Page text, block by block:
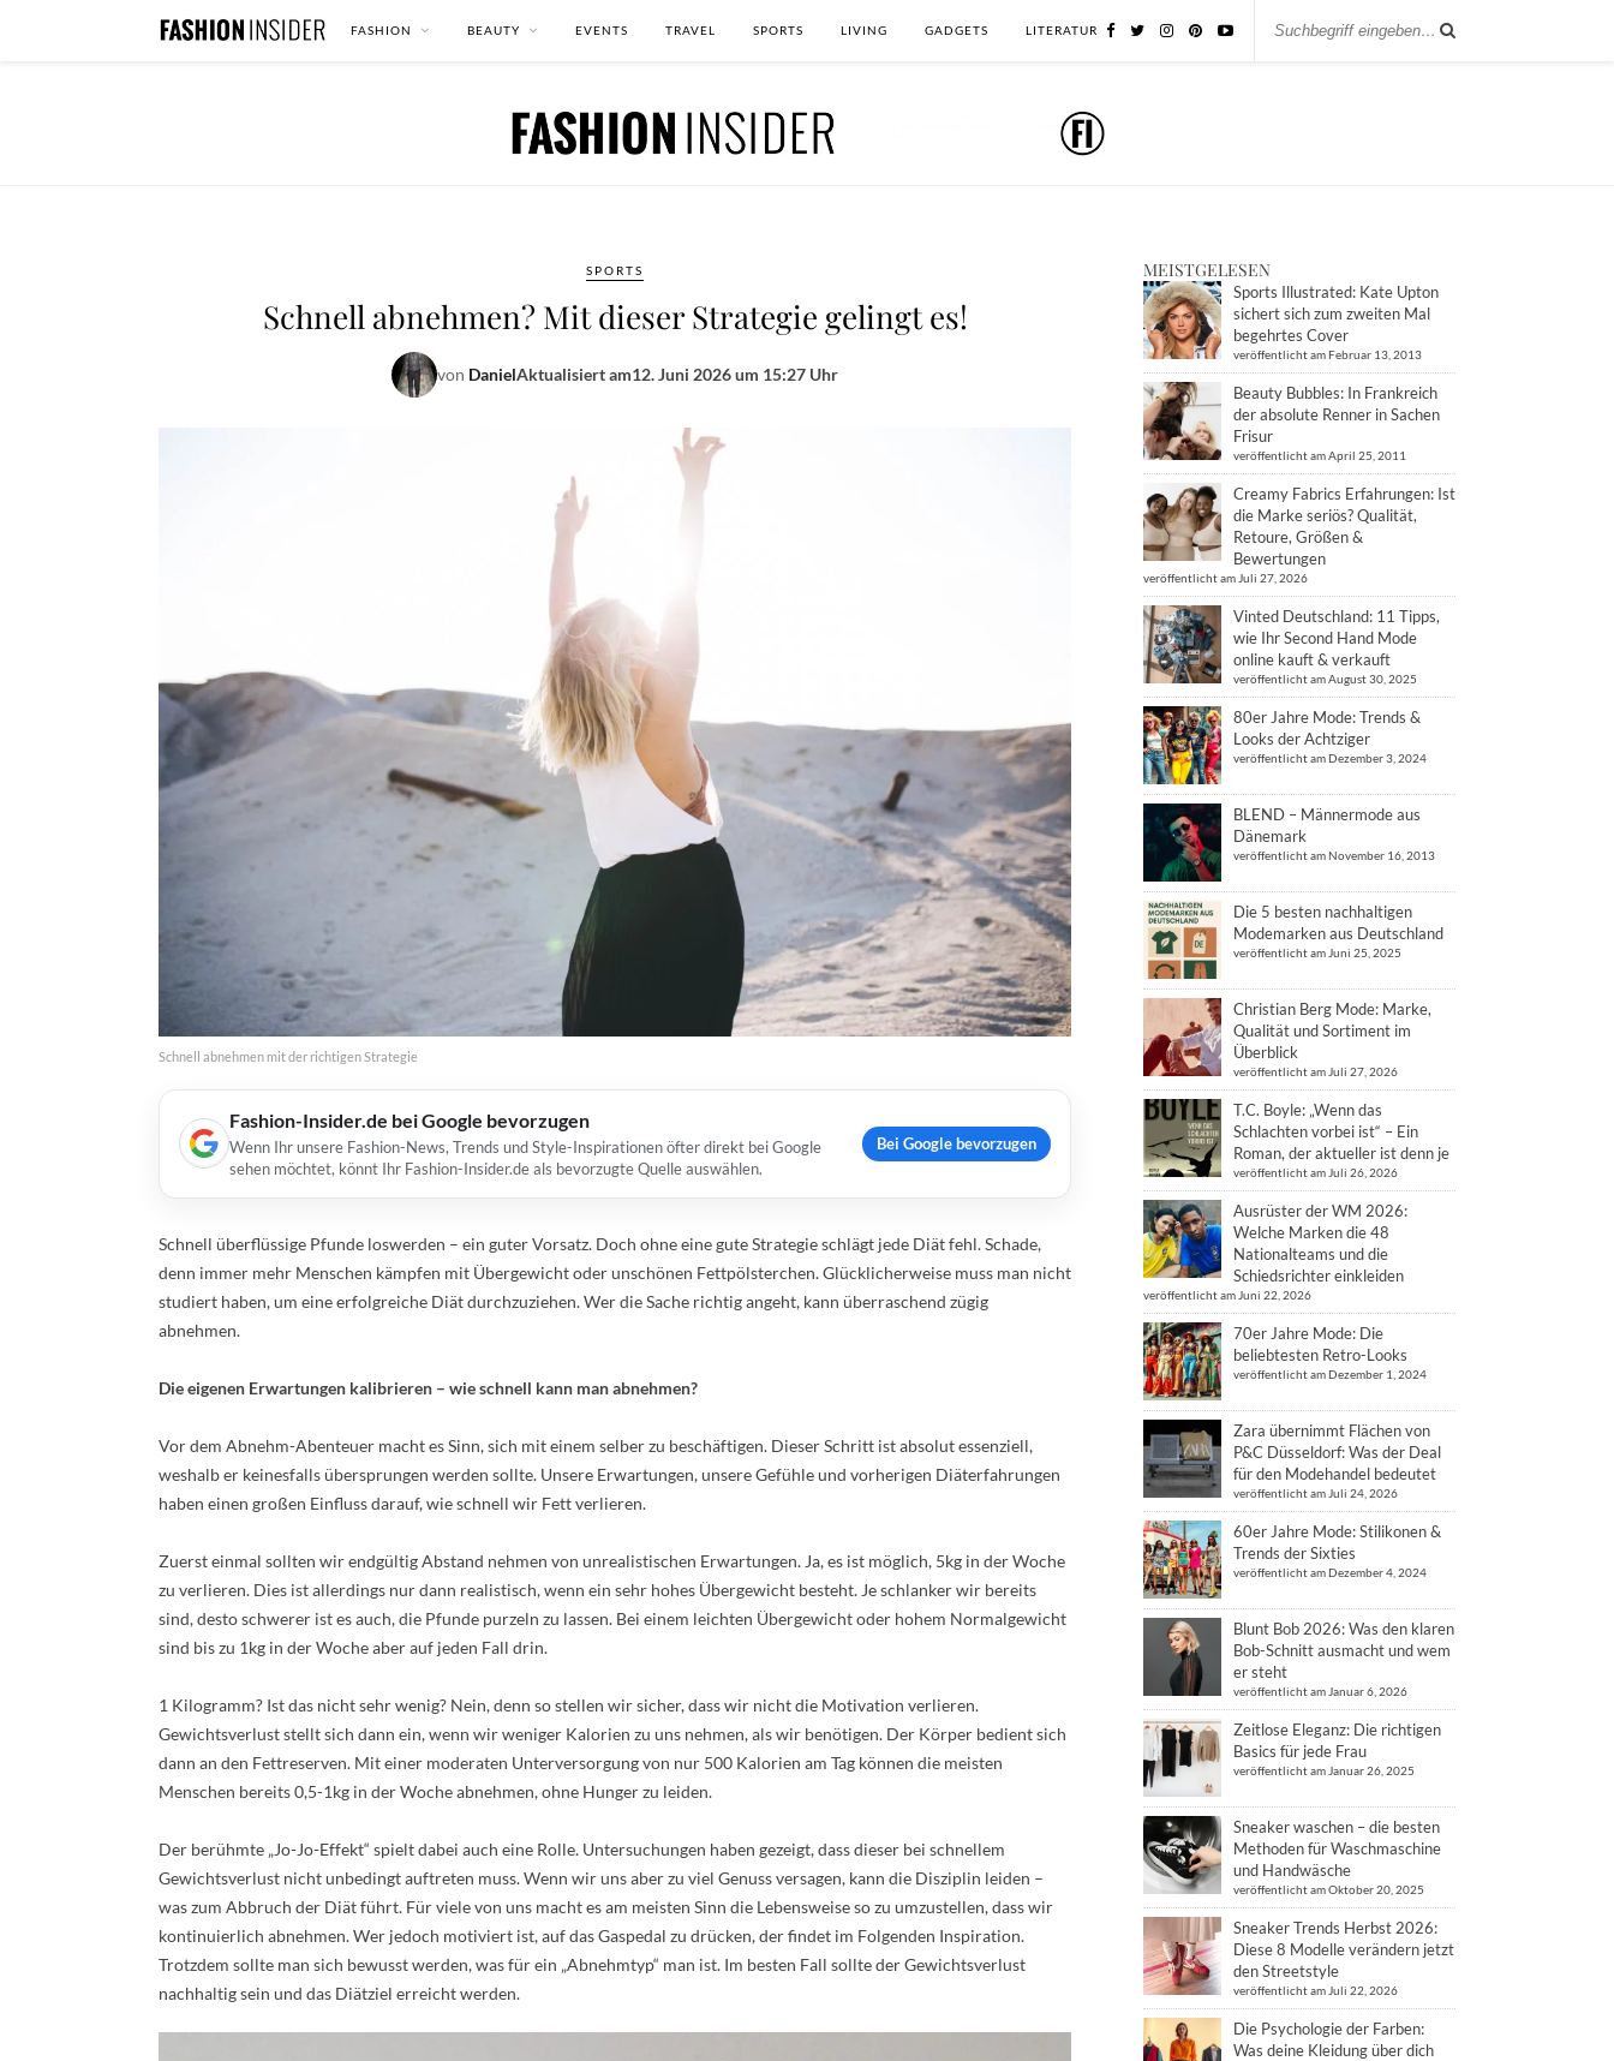
FASHION BEAUTY EVENTS TRAVEL SPORTS LIVING GADGETS LITERATUR
SPORTS
Schnell abnehmen? Mit dieser Strategie gelingt es!
von DanielAktualisiert am12. Juni 2026 um 15:27 Uhr
Schnell abnehmen mit der richtigen Strategie
Fashion-Insider.de bei Google bevorzugen
Wenn Ihr unsere Fashion-News, Trends und Style-Inspirationen öfter direkt bei Google
sehen möchtet, könnt Ihr Fashion-Insider.de als bevorzugte Quelle auswählen.
Bei Google bevorzugen
Schnell überflüssige Pfunde loswerden – ein guter Vorsatz. Doch ohne eine gute Strategie schlägt jede Diät fehl. Schade,
denn immer mehr Menschen kämpfen mit Übergewicht oder unschönen Fettpölsterchen. Glücklicherweise muss man nicht
studiert haben, um eine erfolgreiche Diät durchzuziehen. Wer die Sache richtig angeht, kann überraschend zügig
abnehmen.
Die eigenen Erwartungen kalibrieren – wie schnell kann man abnehmen?
Vor dem Abnehm-Abenteuer macht es Sinn, sich mit einem selber zu beschäftigen. Dieser Schritt ist absolut essenziell,
weshalb er keinesfalls übersprungen werden sollte. Unsere Erwartungen, unsere Gefühle und vorherigen Diäterfahrungen
haben einen großen Einfluss darauf, wie schnell wir Fett verlieren.
Zuerst einmal sollten wir endgültig Abstand nehmen von unrealistischen Erwartungen. Ja, es ist möglich, 5kg in der Woche
zu verlieren. Dies ist allerdings nur dann realistisch, wenn ein sehr hohes Übergewicht besteht. Je schlanker wir bereits
sind, desto schwerer ist es auch, die Pfunde purzeln zu lassen. Bei einem leichten Übergewicht oder hohem Normalgewicht
sind bis zu 1kg in der Woche aber auf jeden Fall drin.
1 Kilogramm? Ist das nicht sehr wenig? Nein, denn so stellen wir sicher, dass wir nicht die Motivation verlieren.
Gewichtsverlust stellt sich dann ein, wenn wir weniger Kalorien zu uns nehmen, als wir benötigen. Der Körper bedient sich
dann an den Fettreserven. Mit einer moderaten Unterversorgung von nur 500 Kalorien am Tag können die meisten
Menschen bereits 0,5-1kg in der Woche abnehmen, ohne Hunger zu leiden.
Der berühmte „Jo-Jo-Effekt“ spielt dabei auch eine Rolle. Untersuchungen haben gezeigt, dass dieser bei schnellem
Gewichtsverlust nicht unbedingt auftreten muss. Wenn wir uns aber zu viel Genuss versagen, kann die Disziplin leiden –
was zum Abbruch der Diät führt. Für viele von uns macht es am meisten Sinn die Lebensweise so zu umzustellen, dass wir
kontinuierlich abnehmen. Wer jedoch motiviert ist, auf das Gaspedal zu drücken, der findet im Folgenden Inspiration.
Trotzdem sollte man sich bewusst werden, was für ein „Abnehmtyp“ man ist. Im besten Fall sollte der Gewichtsverlust
nachhaltig sein und das Diätziel erreicht werden.
MEISTGELESEN
Sports Illustrated: Kate Upton
sichert sich zum zweiten Mal
begehrtes Cover
veröffentlicht am Februar 13, 2013
Beauty Bubbles: In Frankreich
der absolute Renner in Sachen
Frisur
veröffentlicht am April 25, 2011
Creamy Fabrics Erfahrungen: Ist
die Marke seriös? Qualität,
Retoure, Größen &
Bewertungen
veröffentlicht am Juli 27, 2026
Vinted Deutschland: 11 Tipps,
wie Ihr Second Hand Mode
online kauft & verkauft
veröffentlicht am August 30, 2025
80er Jahre Mode: Trends &
Looks der Achtziger
veröffentlicht am Dezember 3, 2024
BLEND – Männermode aus
Dänemark
veröffentlicht am November 16, 2013
Die 5 besten nachhaltigen
Modemarken aus Deutschland
veröffentlicht am Juni 25, 2025
Christian Berg Mode: Marke,
Qualität und Sortiment im
Überblick
veröffentlicht am Juli 27, 2026
T.C. Boyle: „Wenn das
Schlachten vorbei ist“ – Ein
Roman, der aktueller ist denn je
veröffentlicht am Juli 26, 2026
Ausrüster der WM 2026:
Welche Marken die 48
Nationalteams und die
Schiedsrichter einkleiden
veröffentlicht am Juni 22, 2026
70er Jahre Mode: Die
beliebtesten Retro-Looks
veröffentlicht am Dezember 1, 2024
Zara übernimmt Flächen von
P&C Düsseldorf: Was der Deal
für den Modehandel bedeutet
veröffentlicht am Juli 24, 2026
60er Jahre Mode: Stilikonen &
Trends der Sixties
veröffentlicht am Dezember 4, 2024
Blunt Bob 2026: Was den klaren
Bob-Schnitt ausmacht und wem
er steht
veröffentlicht am Januar 6, 2026
Zeitlose Eleganz: Die richtigen
Basics für jede Frau
veröffentlicht am Januar 26, 2025
Sneaker waschen – die besten
Methoden für Waschmaschine
und Handwäsche
veröffentlicht am Oktober 20, 2025
Sneaker Trends Herbst 2026:
Diese 8 Modelle verändern jetzt
den Streetstyle
veröffentlicht am Juli 22, 2026
Die Psychologie der Farben:
Was deine Kleidung über dich